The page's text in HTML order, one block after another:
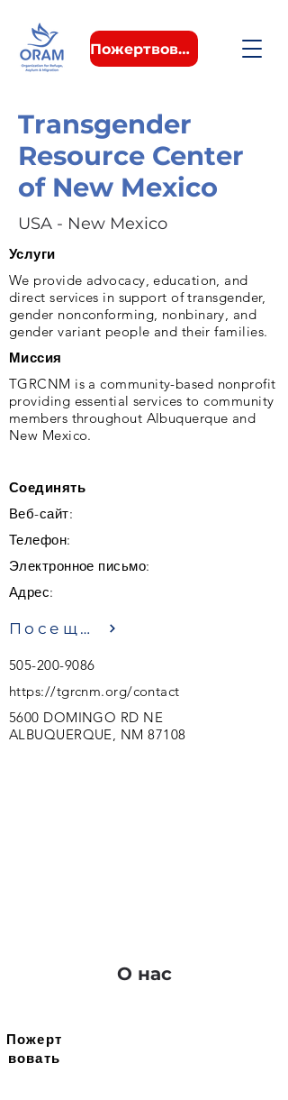
Пожертвовать
Transgender
Resource Center
of New Mexico
USA - New Mexico
Услуги
We provide advocacy, education, and
direct services in support of transgender,
gender nonconforming, nonbinary, and
gender variant people and their families.
Миссия
TGRCNM is a community-based nonprofit
providing essential services to community
members throughout Albuquerque and
New Mexico.
Соединять
Веб-сайт:
Телефон:
Электронное письмо:
Адрес:
Посещение
505-200-9086
https://tgrcnm.org/contact
5600 DOMINGO RD NE
ALBUQUERQUE, NM 87108
О нас
Пожерт
вовать